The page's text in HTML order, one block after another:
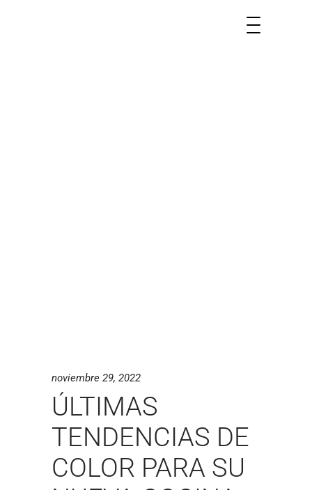
noviembre 29, 2022
ÚLTIMAS
TENDENCIAS DE
COLOR PARA SU